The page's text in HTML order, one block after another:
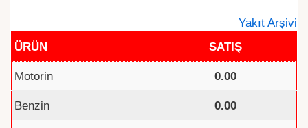
Yakıt Arşivi
ÜRÜN
SATIŞ
Motorin 0.00
Benzin 0.00